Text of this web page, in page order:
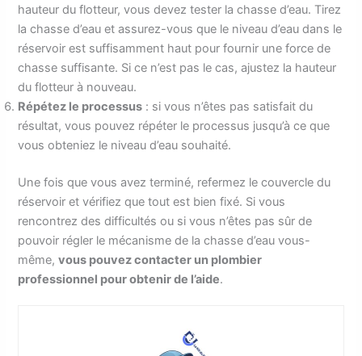
hauteur du flotteur, vous devez tester la chasse d’eau. Tirez
la chasse d’eau et assurez-vous que le niveau d’eau dans le
réservoir est suffisamment haut pour fournir une force de
chasse suffisante. Si ce n’est pas le cas, ajustez la hauteur
du flotteur à nouveau.
Répétez le processus : si vous n’êtes pas satisfait du
résultat, vous pouvez répéter le processus jusqu’à ce que
vous obteniez le niveau d’eau souhaité.
Une fois que vous avez terminé, refermez le couvercle du
réservoir et vérifiez que tout est bien fixé. Si vous
rencontrez des difficultés ou si vous n’êtes pas sûr de
pouvoir régler le mécanisme de la chasse d’eau vous-
même,vous pouvez contacter un plombier
professionnel pour obtenir de l’aide.